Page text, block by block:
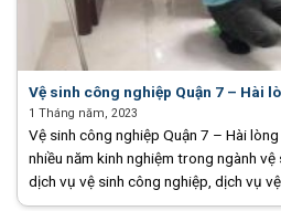
Vệ sinh công nghiệp Quận 7 – Hài
1 Tháng năm, 2023
Vệ sinh công nghiệp Quận 7 – Hài
nhiều năm kinh nghiệm trong ngành
dịch vụ vệ sinh công nghiệp, dịch vụ